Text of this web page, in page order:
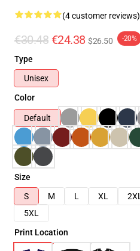
(4 customer reviews)
€30.48 €24.38 $26.50 -20%
Type
Unisex
Color
Default
Size
S
M L XL 2XL
5XL
Print Location